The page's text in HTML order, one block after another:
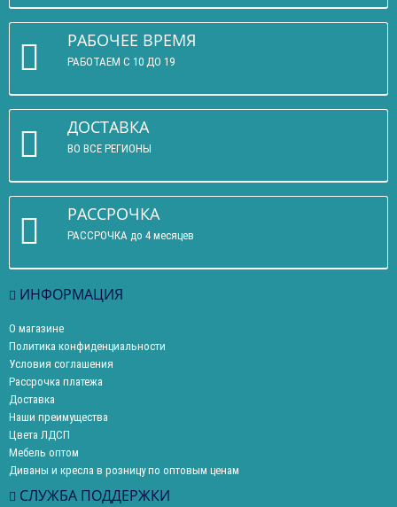
РАБОЧЕЕ ВРЕМЯ
РАБОТАЕМ С 10 ДО 19
ДОСТАВКА
ВО ВСЕ РЕГИОНЫ
РАССРОЧКА
РАССРОЧКА до 4 месяцев
ИНФОРМАЦИЯ
О магазине
Политика конфиденциальности
Условия соглашения
Рассрочка платежа
Доставка
Наши преимущества
Цвета ЛДСП
Мебель оптом
Диваны и кресла в розницу по оптовым ценам
СЛУЖБА ПОДДЕРЖКИ